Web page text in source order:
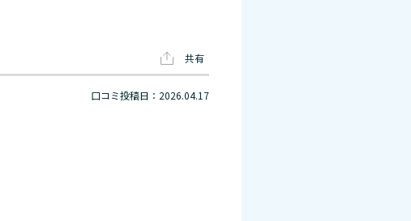
共有
口コミ投稿日：2026.04.17